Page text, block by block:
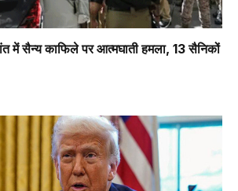
में सैन्य काफिले पर आत्मघाती हमला, 13 सैनिकों